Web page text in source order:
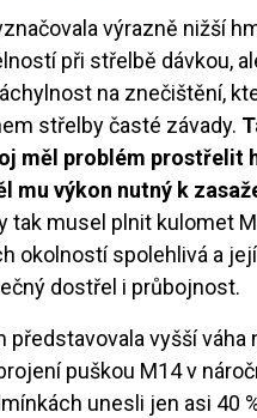
výrazně nižší
při střelbě dávkou,
na znečištění,
střelby časté závady.
měl problém prostřelit
mu výkon nutný k
tak musel plnit kulomet
okolností spolehlivá a
dostřel i průbojnost.
představovala vyšší váha
puškou M14 v
unesli jen asi 40